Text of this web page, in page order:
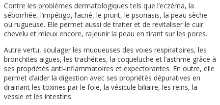
Contre les problèmes dermatologiques tels que l’eczéma, la
séborrhée, l’impétigo, l’acné, le prurit, le psoriasis, la peau sèche
ou rugueuse. Elle permet aussi de traiter et de revitaliser le cuir
chevelu et mieux encore, rajeunir la peau en tirant sur les pores.
Autre vertu, soulager les muqueuses des voies respiratoires, les
bronchites aigues, les trachéites, la coqueluche et l’asthme grâce à
ses propriétés anti-inflammatoires et expectorantes. En outre, elle
permet d’aider la digestion avec ses propriétés dépuratives en
drainant les toxines par le foie, la vésicule biliaire, les reins, la
vessie et les intestins.